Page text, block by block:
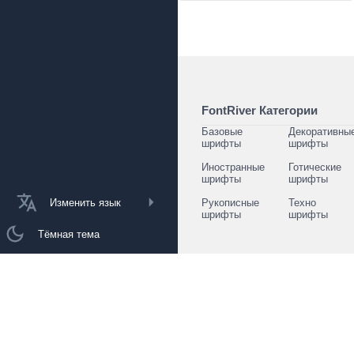
Изменить язык
Тёмная тема
FontRiver Категории
Базовые
шрифты
шрифты
Иностранные
шрифты
Готические
шрифты
Рукописные
шрифты
Техно
шрифты